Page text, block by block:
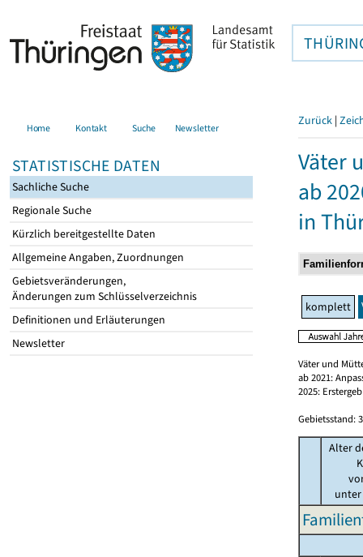
Home Kontakt Suche Newsletter
STATISTISCHE DATEN
Sachliche Suche
Regionale Suche
Kürzlich bereitgestellte Daten
Allgemeine Angaben, Zuordnungen
Gebietsveränderungen,
Änderungen zum Schlüsselverzeichnis
Definitionen und Erläuterungen
Newsletter
Zurück |
Väter
ab
in
komplett
Väter und
ab 2021:
2025:
Gebietsstand:
Alter